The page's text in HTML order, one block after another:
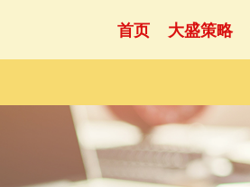
首页 大盛策略